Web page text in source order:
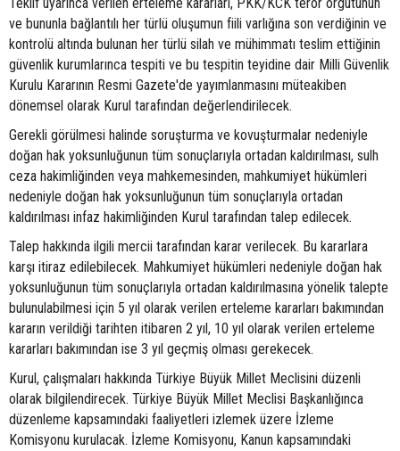
ve bununla bağlantılı her türlü oluşumun fiili varlığına son verdiğinin ve
kontrolü altında bulunan her türlü silah ve mühimmatı teslim ettiğinin
güvenlik kurumlarınca tespiti ve bu tespitin teyidine dair Milli Güvenlik
Kurulu Kararının Resmi Gazete'de yayımlanmasını müteakiben
dönemsel olarak Kurul tarafından değerlendirilecek.
Gerekli görülmesi halinde soruşturma ve kovuşturmalar nedeniyle
doğan hak yoksunluğunun tüm sonuçlarıyla ortadan kaldırılması, sulh
ceza hakimliğinden veya mahkemesinden, mahkumiyet hükümleri
nedeniyle doğan hak yoksunluğunun tüm sonuçlarıyla ortadan
kaldırılması infaz hakimliğinden Kurul tarafından talep edilecek.
Talep hakkında ilgili mercii tarafından karar verilecek. Bu kararlara
karşı itiraz edilebilecek. Mahkumiyet hükümleri nedeniyle doğan hak
yoksunluğunun tüm sonuçlarıyla ortadan kaldırılmasına yönelik talepte
bulunulabilmesi için 5 yıl olarak verilen erteleme kararları bakımından
kararın verildiği tarihten itibaren 2 yıl, 10 yıl olarak verilen erteleme
kararları bakımından ise 3 yıl geçmiş olması gerekecek.
Kurul, çalışmaları hakkında Türkiye Büyük Millet Meclisini düzenli
olarak bilgilendirecek. Türkiye Büyük Millet Meclisi Başkanlığınca
düzenleme kapsamındaki faaliyetleri izlemek üzere İzleme
Komisyonu kurulacak. İzleme Komisyonu, Kanun kapsamındaki